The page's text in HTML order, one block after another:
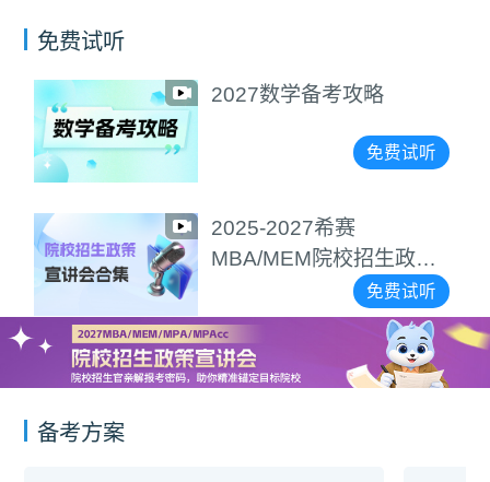
免费试听
2027数学备考攻略
免费试听
2025-2027希赛
MBA/MEM院校招生政策
免费试听
备考方案